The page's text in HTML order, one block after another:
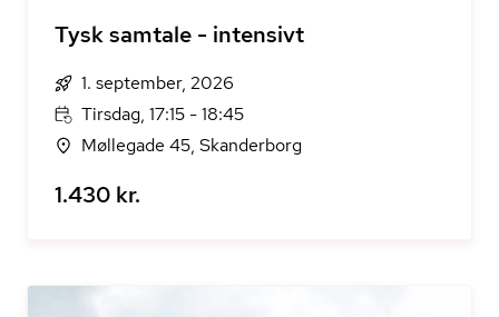
Tysk samtale - intensivt
1. september, 2026
Tirsdag, 17:15 - 18:45
Møllegade 45, Skanderborg
1.430 kr.